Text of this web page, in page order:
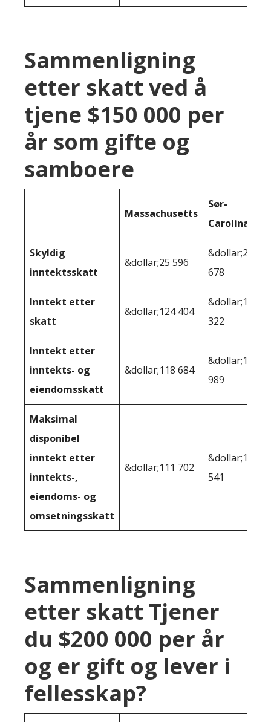
Sammenligning
etter skatt ved å
tjene $150 000 per
år som gifte og
samboere
Massachusetts
Sør-
Carolina
Skyldig
inntektsskatt
&dollar;25 596
&dollar;26
678
Inntekt etter
skatt
&dollar;124 404
&dollar;123
322
Inntekt etter
inntekts- og
eiendomsskatt
&dollar;118 684
&dollar;121
989
Maksimal
disponibel
inntekt etter
inntekts-,
eiendoms- og
omsetningsskatt
&dollar;111 702
&dollar;113
541
Sammenligning
etter skatt Tjener
du $200 000 per år
og er gift og lever i
fellesskap?